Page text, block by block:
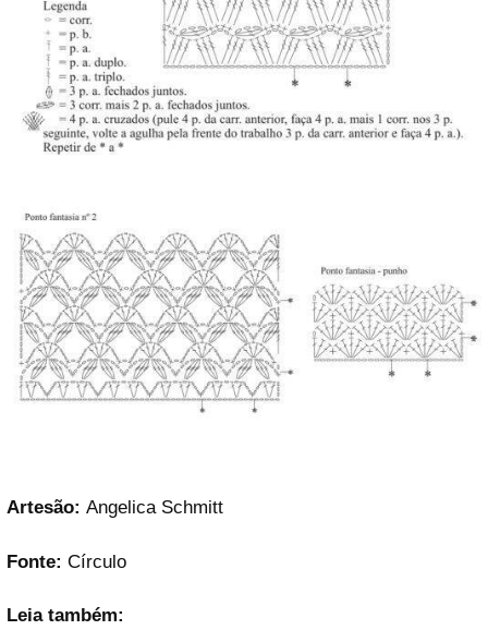
Artesão: Angelica Schmitt
Fonte: Círculo
Leia também: